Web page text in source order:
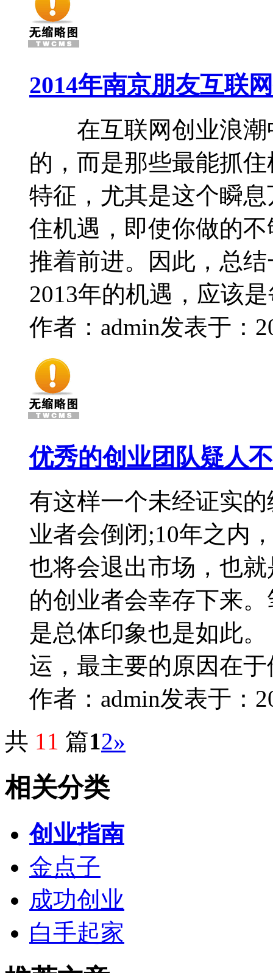
2014年南京朋友互联
在互联网创业浪潮
的，而是那些最能抓
特征，尤其是这个瞬
住机遇，即使你做的
推着前进。因此，总
2013年的机遇，应该
作者：admin发表于：
优秀的创业团队疑人
有这样一个未经证实
业者会倒闭;10年之内
也将会退出市场，也
的创业者会幸存下来
是总体印象也是如此
运，最主要的原因在
作者：admin发表于：
共 11 篇12»
相关分类
创业指南
金点子
成功创业
白手起家